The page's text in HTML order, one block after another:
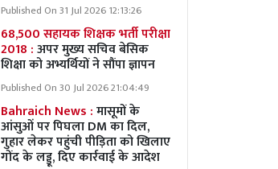
Published On 31 Jul 2026 12:13:26
68,500 सहायक शिक्षक भर्ती परीक्षा
2018 :अपर मुख्य सचिव बेसिक
शिक्षा को अभ्यर्थियों ने सौंपा ज्ञापन
Published On 30 Jul 2026 21:04:49
Bahraich News :मासूमों के
आंसुओं पर पिघला DM का दिल,
गुहार लेकर पहुंची पीड़िता को खिलाए
गोंद के लड्डू, दिए कार्रवाई के आदेश